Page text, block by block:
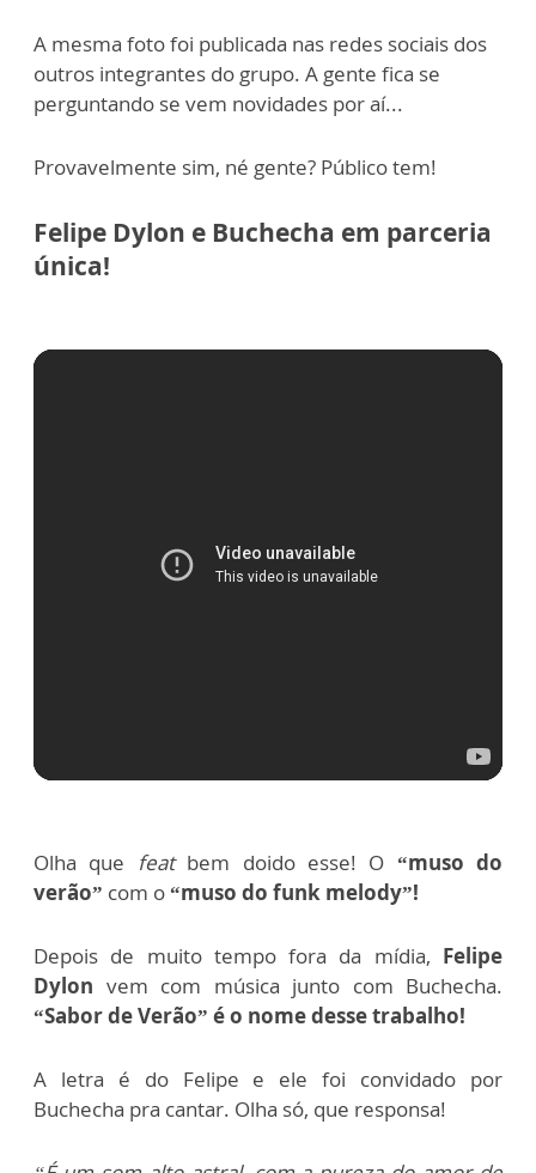
A mesma foto foi publicada nas redes sociais dos
outros integrantes do grupo. A gente fica se
perguntando se vem novidades por aí...
Provavelmente sim, né gente? Público tem!
Felipe Dylon e Buchecha em parceria
única!
Olha que featbem doido esse! O “muso do
verão” com o“muso do funk melody”!
Depois de muito tempo fora da mídia, Felipe
Dylon vem com música junto com Buchecha.
“Sabor de Verão” é o nome desse trabalho!
A letra é do Felipe e ele foi convidado por
Buchecha pra cantar. Olha só, que responsa!